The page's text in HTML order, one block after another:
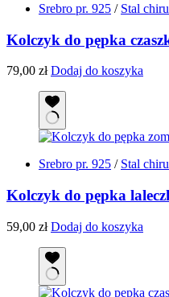
Srebro pr. 925 / Stal
Kolczyk do pępka
79,00 zł Dodaj do koszyka
Srebro pr. 925 / Stal
Kolczyk do pępka
59,00 zł Dodaj do koszyka